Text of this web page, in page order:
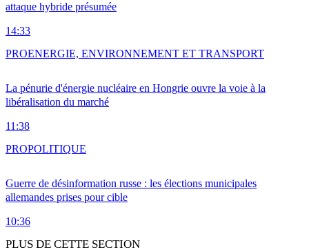
attaque hybride présumée
14:33
La pénurie d'énergie nucléaire en Hongrie ouvre la voie à la
libéralisation du marché
11:38
PROENERGIE, ENVIRONNEMENT ET TRANSPORT
Guerre de désinformation russe : les élections municipales
allemandes prises pour cible
10:36
PROPOLITIQUE
PLUS DE CETTE SECTION